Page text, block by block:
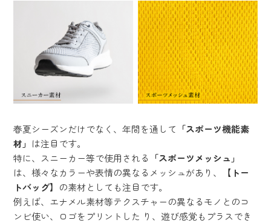
春夏シーズンだけでなく、年間を通して 「スポーツ機能素
材」 は注目です。
特に、スニーカー等で使用される
「スポーツメッシュ」
は、様々なカラーや表情の異なるメッシュがあり、
【トー
トバッグ】 の素材としても注目です。
例えば、エナメル素材等テクスチャーの異なるモノとのコ
ンビ使い、ロゴをプリントした り、遊び感覚もプラスでき